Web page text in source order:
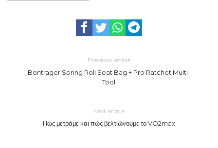
Previous article
Bontrager Spring Roll Seat Bag + Pro Ratchet Multi-
Tool
Next article
Πώς μετράμε και πώς βελτιώνουμε το VO2max